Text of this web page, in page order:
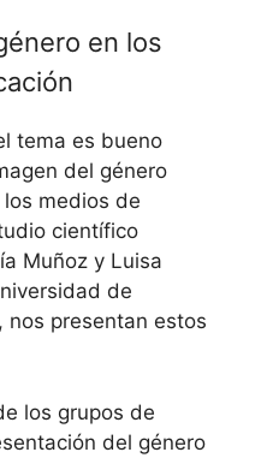
en los
tema es bueno
del género
medios de
científico
Muñoz y Luisa
de
nos presentan estos
los grupos de
del género